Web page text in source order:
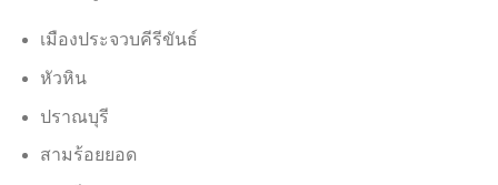
เมืองประจวบคีรีขันธ์
หัวหิน
ปราณบุรี
สามร้อยยอด